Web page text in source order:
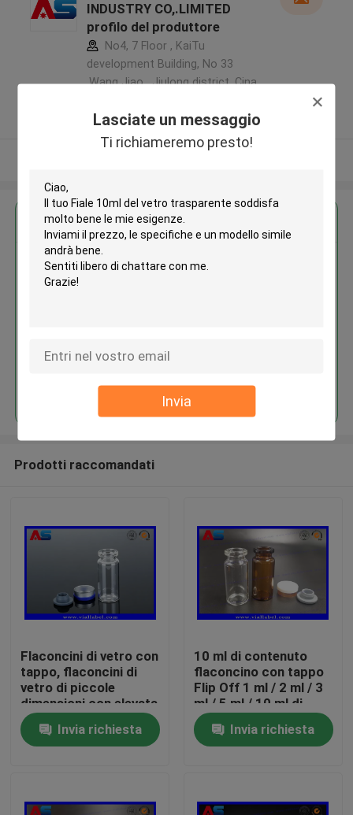
Lasciate un messaggio
Ti richiameremo presto!
Invia
Casa
Circa noi
INDUSTRY CO,.LIMITED
profilo del produttore
No4, 7 Floor , KaiTu
development Building, No 33
,Wang Jiao , Jiulong district ,Cina
Fornitore verificato
Ottieni il miglior prezzo per
Fiale 10ml del vetro trasparente
Continua
Prodotti raccomandati
Flaconcini di vetro con
tappo, flaconcini di
vetro di piccole
dimensioni con elevata
durata e tappo
sbloccabileInvia richiesta
10 ml di contenuto
flaconcino con tappo
Flip Off 1 ml / 2 ml / 3
ml / 5 ml / 10 ml di
contenuto
Invia richiesta